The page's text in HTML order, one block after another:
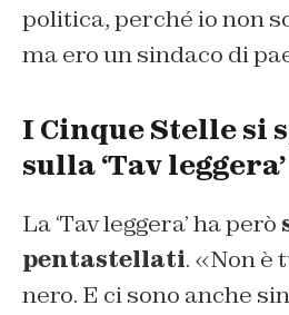
politica, perché io non
ma ero un sindaco di
I Cinque Stelle si
sulla ‘Tav leggera’
La ‘Tav leggera’ ha però
pentastellati. «Non è
nero. E ci sono anche